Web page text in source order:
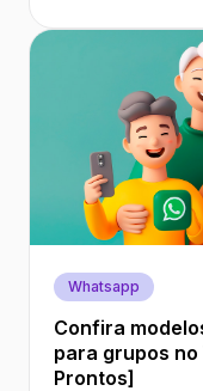
Whatsapp
Confira
para grupos
Prontos]